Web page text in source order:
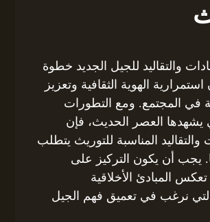
والتقاليد للجيل الجديد خطوة
الهوية الثقافية وتعزيز
في المجتمع. ومع التطورات
يشهدها العصر الحديث، فإن
والتقاليد المناسبة للتوريث يتطلب
يجب أن يكون التركيز على
تعكس المبادئ الأخلاقية
التي نرغب في تعميق فهم الجيل